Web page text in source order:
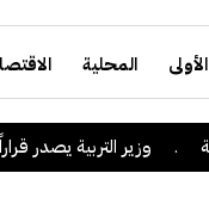
الأولى المحلية
وزير التربية يصدر قراراً